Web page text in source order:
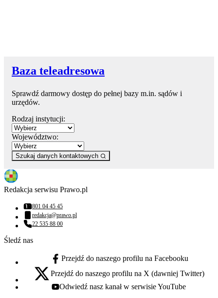
Baza teleadresowa
Sprawdź darmowy dostęp do pełnej bazy m.in. sądów i
urzędów.
Rodzaj instytucji:
Województwo:
Szukaj danych kontaktowych
Redakcja serwisu Prawo.pl
Numer telefonu:
801 04 45 45
Adres email:
redakcja@prawo.pl
Numer telefonu:
22 535 88 00
Śledź nas
facebook - otwiera się w nowej karcie
Przejdź do naszego profilu na Facebooku
x - otwiera się w nowej karcie
Przejdź do naszego profilu na X (dawniej Twitter)
youtube - otwiera się w nowej karcie
Odwiedź nasz kanał w serwisie YouTube